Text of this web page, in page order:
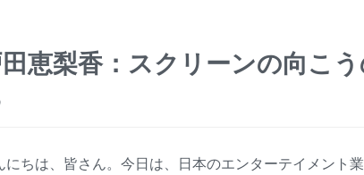
田恵梨香：スクリーンの向こ
にちは、皆さん。今日は、日本のエンターテイメント